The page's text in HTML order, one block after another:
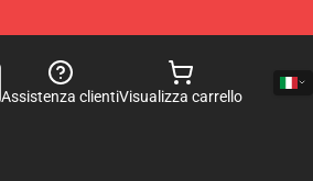
Assistenza clientiVisualizza carrello